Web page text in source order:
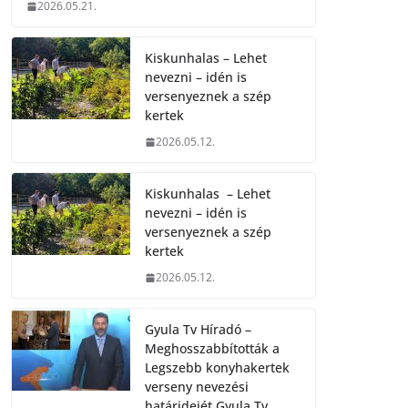
2026.05.21.
Kiskunhalas – Lehet
nevezni – idén is
versenyeznek a szép
kertek
2026.05.12.
Kiskunhalas – Lehet
nevezni – idén is
versenyeznek a szép
kertek
2026.05.12.
Gyula Tv Híradó –
Meghosszabbították a
Legszebb konyhakertek
verseny nevezési